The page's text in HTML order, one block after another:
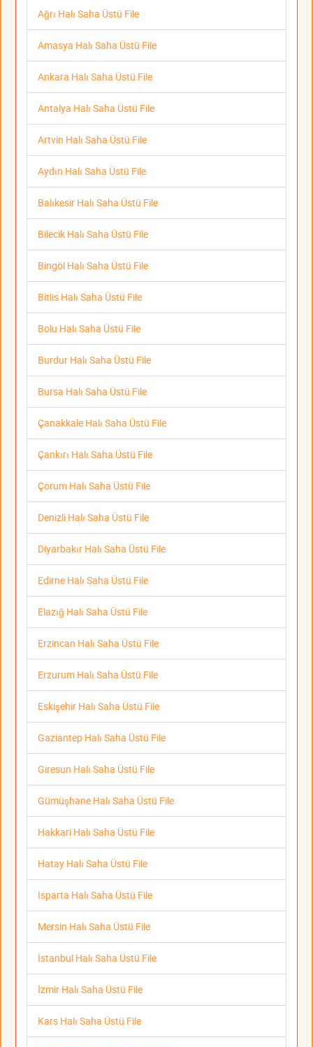
Ağrı Halı Saha Üstü File
Amasya Halı Saha Üstü File
Ankara Halı Saha Üstü File
Antalya Halı Saha Üstü File
Artvin Halı Saha Üstü File
Aydın Halı Saha Üstü File
Balıkesir Halı Saha Üstü File
Bilecik Halı Saha Üstü File
Bingöl Halı Saha Üstü File
Bitlis Halı Saha Üstü File
Bolu Halı Saha Üstü File
Burdur Halı Saha Üstü File
Bursa Halı Saha Üstü File
Çanakkale Halı Saha Üstü File
Çankırı Halı Saha Üstü File
Çorum Halı Saha Üstü File
Denizli Halı Saha Üstü File
Diyarbakır Halı Saha Üstü File
Edirne Halı Saha Üstü File
Elazığ Halı Saha Üstü File
Erzincan Halı Saha Üstü File
Erzurum Halı Saha Üstü File
Eskişehir Halı Saha Üstü File
Gaziantep Halı Saha Üstü File
Giresun Halı Saha Üstü File
Gümüşhane Halı Saha Üstü File
Hakkari Halı Saha Üstü File
Hatay Halı Saha Üstü File
Isparta Halı Saha Üstü File
Mersin Halı Saha Üstü File
İstanbul Halı Saha Üstü File
İzmir Halı Saha Üstü File
Kars Halı Saha Üstü File